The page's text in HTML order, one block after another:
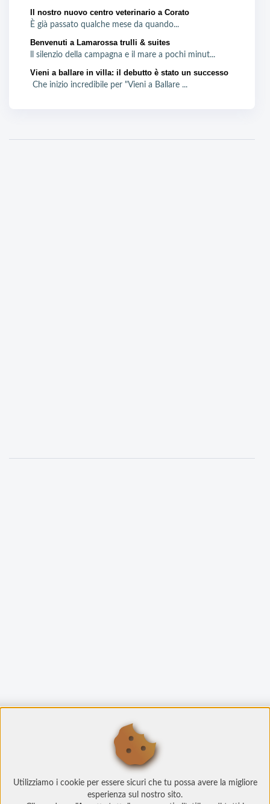
Il nostro nuovo centro veterinario a Corato
È già passato qualche mese da quando...
Benvenuti a Lamarossa trulli & suites
ll silenzio della campagna e il mare a pochi minut...
Vieni a ballare in villa: il debutto è stato un successo
Che inizio incredibile per "Vieni a Ballare ...
Utilizziamo i cookie per essere sicuri che tu possa avere la migliore
esperienza sul nostro sito.